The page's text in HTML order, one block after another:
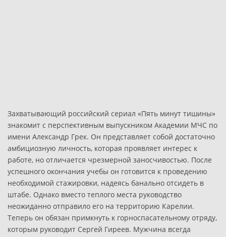
Захватывающий российский сериал «Пять минут тишины»
знакомит с перспективным выпускником Академии МЧС по
имени Александр Грек. Он представляет собой достаточно
амбициозную личность, которая проявляет интерес к
работе, но отличается чрезмерной заносчивостью. После
успешного окончания учебы он готовится к проведению
необходимой стажировки, надеясь банально отсидеть в
штабе. Однако вместо теплого места руководство
неожиданно отправило его на территорию Карелии.
Теперь он обязан примкнуть к горноспасательному отряду,
которым руководит Сергей Гиреев. Мужчина всегда